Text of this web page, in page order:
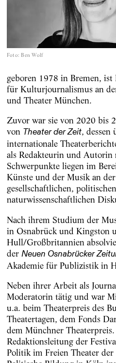
Foto: Ben Wolf
geboren 1978 in Bremen, ist
für Kulturjournalismus an
und Theater München.
Zuvor war sie von 2020 bis
von Theater der Zeit, dessen
internationale
als Redakteurin und Autorin
Schwerpunkte liegen im
Künste und der Musik an
gesellschaftlichen,
naturwissenschaftlichen
Nach ihrem Studium der
in Osnabrück und Kingston
Hull/Großbritannien
der Neuen Osnabrücker
Akademie für Publizistik in
Neben ihrer Arbeit als
Moderatorin tätig und war
u.a. beim Theaterpreis des
Theatertagen, dem Fonds
dem Münchner
Redaktionsleitung der
Politik im Freien Theater